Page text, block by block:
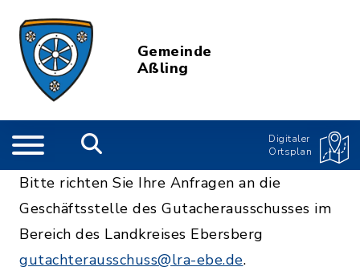
Gemeinde
Aßling
Digitaler
Ortsplan
Bitte richten Sie Ihre Anfragen an die
Geschäftsstelle des Gutacherausschusses im
Bereich des Landkreises Ebersberg
gutachterausschuss@lra-ebe.de.